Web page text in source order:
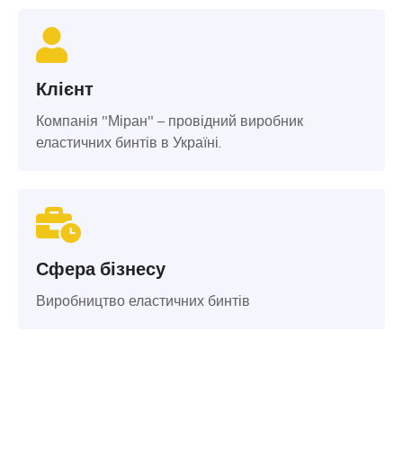
Клієнт
Компанія "Міран" – провідний виробник
еластичних бинтів в Україні.
Сфера бізнесу
Виробництво еластичних бинтів